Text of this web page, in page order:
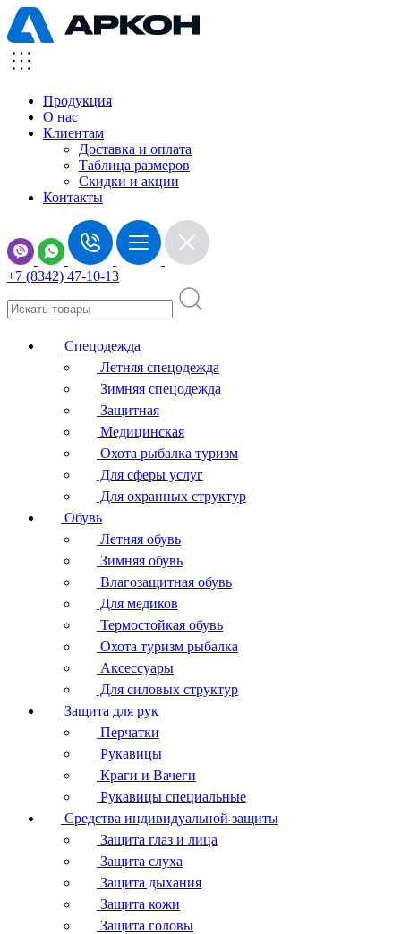
Продукция
О нас
Клиентам
Доставка и оплата
Таблица размеров
Скидки и акции
Контакты
+7 (8342) 47-10-13
Спецодежда
Летняя спецодежда
Зимняя спецодежда
Защитная
Медицинская
Охота рыбалка туризм
Для сферы услуг
Для охранных структур
Обувь
Летняя обувь
Зимняя обувь
Влагозащитная обувь
Для медиков
Термостойкая обувь
Охота туризм рыбалка
Аксессуары
Для силовых структур
Защита для рук
Перчатки
Рукавицы
Краги и Вачеги
Рукавицы специальные
Средства индивидуальной защиты
Защита глаз и лица
Защита слуха
Защита дыхания
Защита кожи
Защита головы